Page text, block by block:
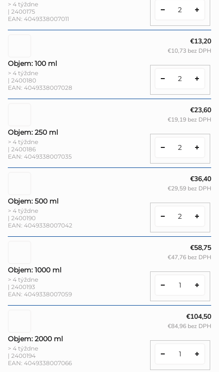
> 4 týždne
| 2400175
EAN: 4049338007011
Objem: 100 ml
> 4 týždne
| 2400180
EAN: 4049338007028
€13,20
€10,73 bez DPH
Objem: 250 ml
> 4 týždne
| 2400186
EAN: 4049338007035
€23,60
€19,19 bez DPH
Objem: 500 ml
> 4 týždne
| 2400190
EAN: 4049338007042
€36,40
€29,59 bez DPH
Objem: 1000 ml
> 4 týždne
| 2400193
EAN: 4049338007059
€58,75
€47,76 bez DPH
Objem: 2000 ml
> 4 týždne
| 2400194
EAN: 4049338007066
€104,50
€84,96 bez DPH